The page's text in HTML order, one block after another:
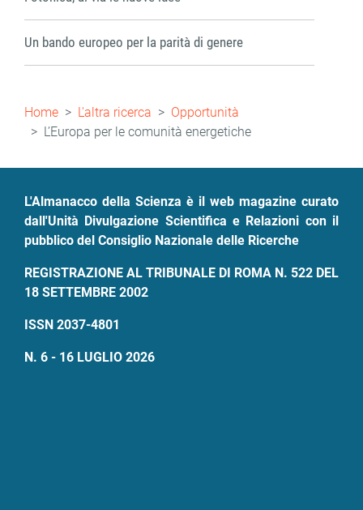
Un bando europeo per la parità di genere
Briciole
di
pane
Home L'altra ricerca
Opportunità
L’Europa per le comunità energetiche
L'Almanacco della Scienza è il web magazine curato
dall'Unità Divulgazione Scientifica e Relazioni con il
pubblico del Consiglio Nazionale delle Ricerche
REGISTRAZIONE AL TRIBUNALE DI ROMA N. 522 DEL
18 SETTEMBRE 2002
ISSN 2037-4801
N. 6 - 16 LUGLIO 2026